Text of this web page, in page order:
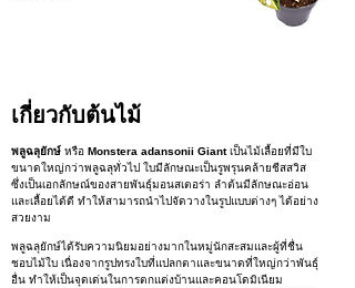
เกี่ยวกับต้นไม้
พลูฉลุยักษ์ หรือ Monstera adansonii Giantเป็นไม้เลื้อยที่มีใบ
ขนาดใหญ่กว่าพลูฉลุทั่วไป ใบมีลักษณะเป็นรูพรุนคล้ายชีสสวิส
ซึ่งเป็นเอกลักษณ์ของสายพันธุ์มอนสเตอร่า ลำต้นมีลักษณะอ่อน
และเลื้อยได้ดี ทำให้สามารถนำไปจัดวางในรูปแบบต่างๆ ได้อย่าง
สวยงาม
พลูฉลุยักษ์ได้รับความนิยมอย่างมากในหมู่นักสะสมและผู้ที่ชื่น
ชอบไม้ใบ เนื่องจากรูปทรงใบที่แปลกตาและขนาดที่ใหญ่กว่าพันธุ์
อื่น ทำให้เป็นจุดเด่นในการตกแต่งบ้านและคอนโดมิเนียม